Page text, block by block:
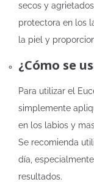
secos y
protectora en los
la piel y
¿Cómo se
Para utilizar el
simplemente
en los labios y
Se recomienda
día,
resultados.